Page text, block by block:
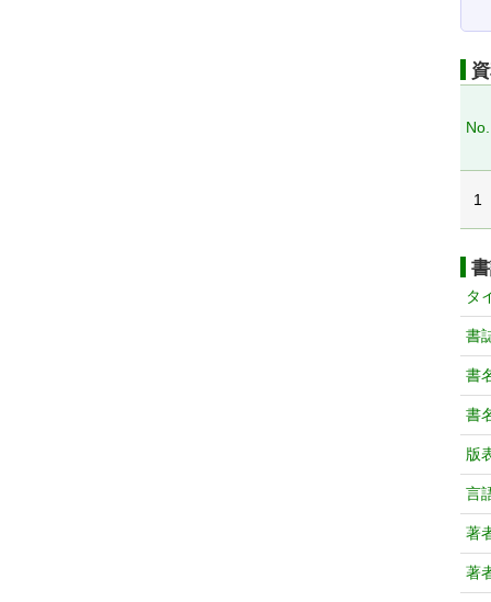
No.
1
タ
書
書
書
版
言
著
著